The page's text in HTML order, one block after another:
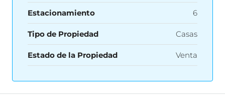
Estacionamiento 6
Tipo de Propiedad Casas
Estado de la Propiedad Venta